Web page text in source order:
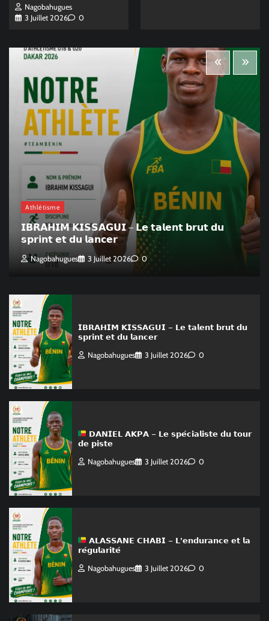
Nagobahugues
3 Juillet 2026
0
Athlétisme
𝗜𝗕𝗥𝗔𝗛𝗜𝗠 𝗞𝗜𝗦𝗦𝗔𝗚𝗨𝗜 – 𝗟𝗲 𝘁𝗮𝗹𝗲𝗻𝘁 𝗯𝗿𝘂𝘁 𝗱𝘂
𝘀𝗽𝗿𝗶𝗻𝘁 𝗲𝘁 𝗱𝘂 𝗹𝗮𝗻𝗰𝗲𝗿
Nagobahugues 3 Juillet 2026 0
𝗜𝗕𝗥𝗔𝗛𝗜𝗠 𝗞𝗜𝗦𝗦𝗔𝗚𝗨𝗜 – 𝗟𝗲 𝘁𝗮𝗹𝗲𝗻𝘁 𝗯𝗿𝘂𝘁 𝗱𝘂
𝘀𝗽𝗿𝗶𝗻𝘁 𝗲𝘁 𝗱𝘂 𝗹𝗮𝗻𝗰𝗲𝗿
Nagobahugues 3 Juillet 2026 0
𝗗𝗔𝗡𝗜𝗘𝗟 𝗔𝗞𝗣𝗔 – 𝗟𝗲 𝘀𝗽𝗲́𝗰𝗶𝗮𝗹𝗶𝘀𝘁𝗲 𝗱𝘂 𝘁𝗼𝘂𝗿
𝗱𝗲 𝗽𝗶𝘀𝘁𝗲
Nagobahugues 3 Juillet 2026 0
𝗔𝗟𝗔𝗦𝗦𝗔𝗡𝗘 𝗖𝗛𝗔𝗕𝗜 – 𝗟’𝗲𝗻𝗱𝘂𝗿𝗮𝗻𝗰𝗲 𝗲𝘁 𝗹𝗮
𝗿𝗲́𝗴𝘂𝗹𝗮𝗿𝗶𝘁𝗲́
Nagobahugues 3 Juillet 2026 0